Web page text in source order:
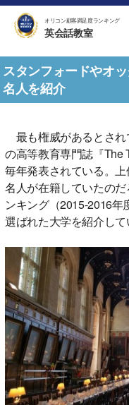
オリコン顧客満足度ランキング
英会話教室
スタンフォードやオ
名人を紹介
最も権威があるとさ
の高等教育専門誌『The
毎年発表されている。
名人が在籍していたの
ンキング（2015-2016
選ばれた大学を紹介して